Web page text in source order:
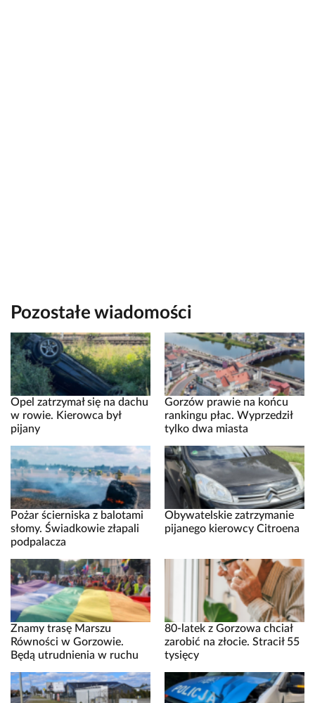
Pozostałe wiadomości
Opel zatrzymał się na dachu
w rowie. Kierowca był
pijany
Gorzów prawie na końcu
rankingu płac. Wyprzedził
tylko dwa miasta
Pożar ścierniska z balotami
słomy. Świadkowie złapali
podpalacza
Obywatelskie zatrzymanie
pijanego kierowcy Citroena
Znamy trasę Marszu
Równości w Gorzowie.
Będą utrudnienia w ruchu
80-latek z Gorzowa chciał
zarobić na złocie. Stracił 55
tysięcy